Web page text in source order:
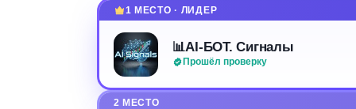
1 МЕСТО · ЛИДЕР
📊AI-БОТ. Сигналы
Прошёл проверку
2 МЕСТО